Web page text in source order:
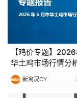
猪
价
【鸡价专题】
华土鸡市场行情分
新禽况CY